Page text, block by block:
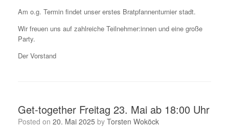
Am o.g. Termin findet unser erstes Bratpfannenturnier stadt.
Wir freuen uns auf zahlreiche Teilnehmer:innen und eine große
Party.
Der Vorstand
Get-together Freitag 23. Mai ab 18:00 Uhr
Posted on 20. Mai 2025 by Torsten Woköck